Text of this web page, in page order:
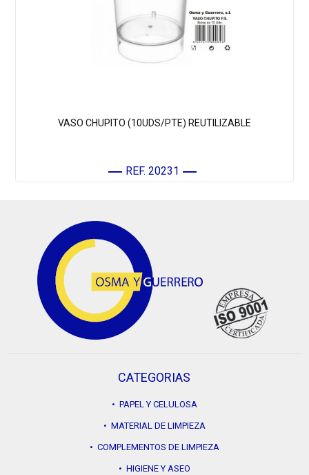
VASO CHUPITO (10UDS/PTE) REUTILIZABLE
REF. 20231
CATEGORIAS
• PAPEL Y CELULOSA
• MATERIAL DE LIMPIEZA
• COMPLEMENTOS DE LIMPIEZA
• HIGIENE Y ASEO